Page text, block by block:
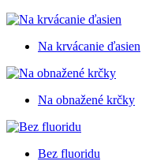
Na krvácanie ďasien
Na obnažené krčky
Bez fluoridu